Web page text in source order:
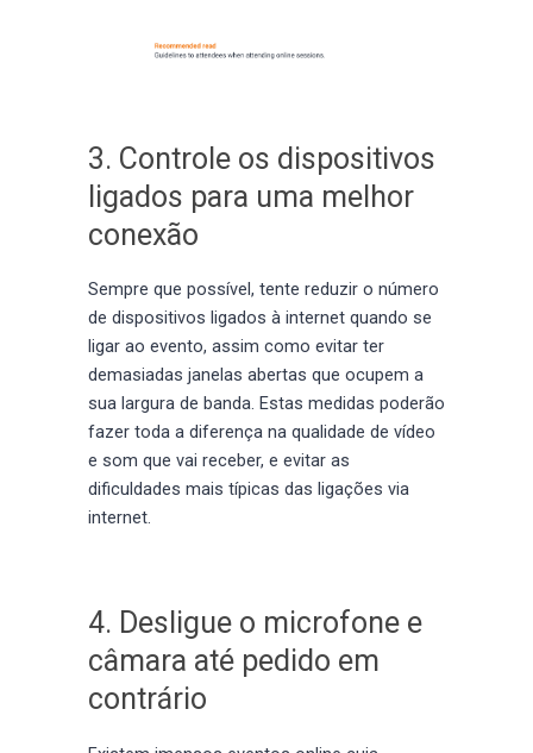
3. Controle os dispositivos
ligados para uma melhor
conexão
Sempre que possível, tente reduzir o número
de dispositivos ligados à internet quando se
ligar ao evento, assim como evitar ter
demasiadas janelas abertas que ocupem a
sua largura de banda. Estas medidas poderão
fazer toda a diferença na qualidade de vídeo
e som que vai receber, e evitar as
dificuldades mais típicas das ligações via
internet.
4. Desligue o microfone e
câmara até pedido em
contrário